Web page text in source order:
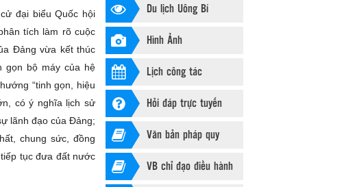
Du lịch Uông Bí
Hình Ảnh
Lịch công tác
Hỏi đáp trực tuyến
Văn bản pháp quy
VB chỉ đạo điều hành
đại biểu Quốc hội
tích làm rõ cuộc
Đảng vừa kết thúc
gọn bộ máy của hệ
“tinh gọn, hiệu
có ý nghĩa lịch sử
lãnh đạo của Đảng;
chung sức, đồng
tục đưa đất nước